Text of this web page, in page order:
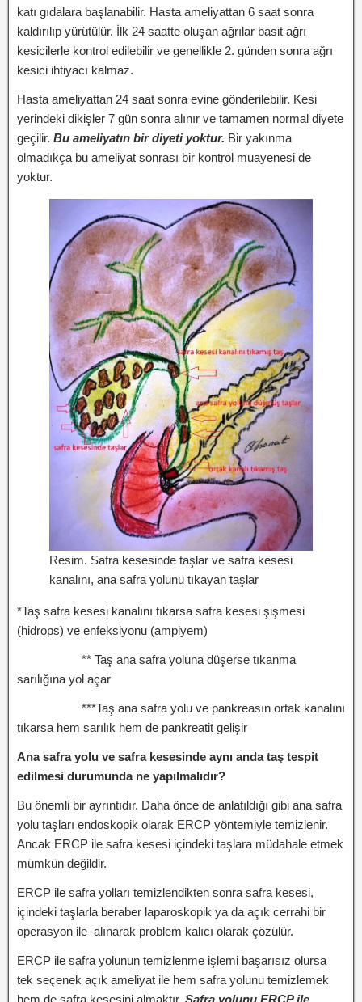
katı gıdalara başlanabilir. Hasta ameliyattan 6 saat sonra
kaldırılıp yürütülür. İlk 24 saatte oluşan ağrılar basit ağrı
kesicilerle kontrol edilebilir ve genellikle 2. günden sonra ağrı
kesici ihtiyacı kalmaz.
Hasta ameliyattan 24 saat sonra evine gönderilebilir. Kesi
yerindeki dikişler 7 gün sonra alınır ve tamamen normal diyete
geçilir. Bu ameliyatın bir diyeti yoktur. Bir yakınma
olmadıkça bu ameliyat sonrası bir kontrol muayenesi de
yoktur.
Resim. Safra kesesinde taşlar ve safra kesesi
kanalını, ana safra yolunu tıkayan taşlar
*Taş safra kesesi kanalını tıkarsa safra kesesi şişmesi
(hidrops) ve enfeksiyonu (ampiyem)
** Taş ana safra yoluna düşerse tıkanma
sarılığına yol açar
***Taş ana safra yolu ve pankreasın ortak kanalını
tıkarsa hem sarılık hem de pankreatit gelişir
Ana safra yolu ve safra kesesinde aynı anda taş tespit
edilmesi durumunda ne yapılmalıdır?
Bu önemli bir ayrıntıdır. Daha önce de anlatıldığı gibi ana safra
yolu taşları endoskopik olarak ERCP yöntemiyle temizlenir.
Ancak ERCP ile safra kesesi içindeki taşlara müdahale etmek
mümkün değildir.
ERCP ile safra yolları temizlendikten sonra safra kesesi,
içindeki taşlarla beraber laparoskopik ya da açık cerrahi bir
operasyon ile alınarak problem kalıcı olarak çözülür.
ERCP ile safra yolunun temizlenme işlemi başarısız olursa
tek seçenek açık ameliyat ile hem safra yolunu temizlemek
hem de safra kesesini almaktır. Safra yolunu ERCP ile